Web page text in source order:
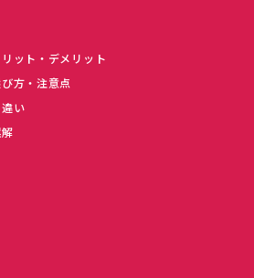
ット・デメリット
方・注意点
い